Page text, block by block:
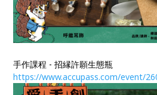
手作課程 - 招縁許願生態瓶
https://www.accupass.com/event/